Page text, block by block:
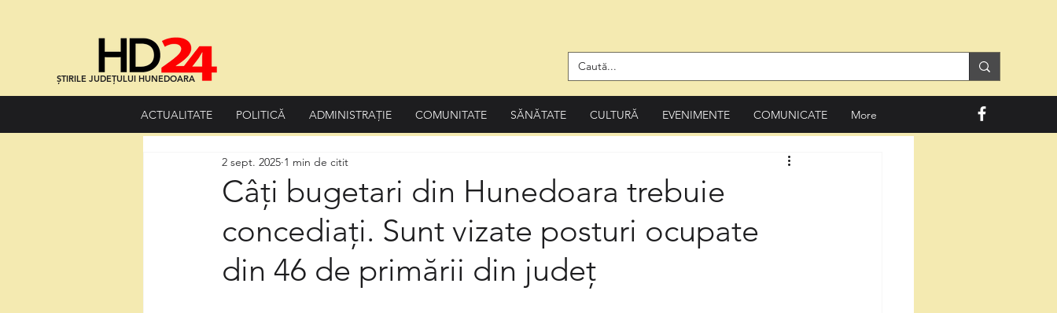
ȘTIRILE JUDEȚULUI HUNEDOARA
ACTUALITATE POLITICĂ ADMINISTRAȚIE COMUNITATE SĂNĂTATE CULTURĂ EVENIMENTE COMUNICATE More
Câți bugetari din Hunedoara trebuie
concediați. Sunt vizate posturi ocupate
din 46 de primării din județ
2 sept. 2025 1 min de citit